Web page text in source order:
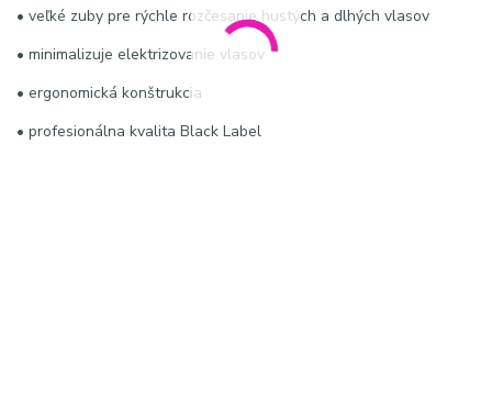
• veľké zuby pre rýchle rozčesanie hustých a dlhých vlasov
• minimalizuje elektrizovanie vlasov
• ergonomická konštrukcia
• profesionálna kvalita Black Label